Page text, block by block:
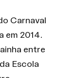
Carnaval
em 2014.
entre
Escola